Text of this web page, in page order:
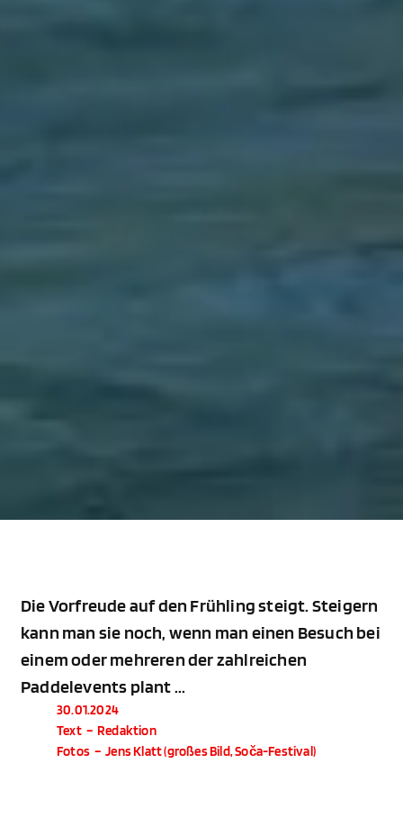
Die Vorfreude auf den Frühling steigt. Steigern
kann man sie noch, wenn man einen Besuch bei
einem oder mehreren der zahlreichen
Paddelevents plant ...
30.01.2024
Text – Redaktion
Fotos – Jens Klatt (großes Bild, Soča-Festival)